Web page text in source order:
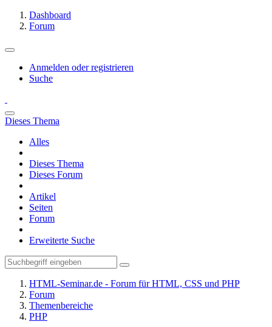
Dashboard
Forum
Anmelden oder registrieren
Suche
Dieses Thema
Alles
Dieses Thema
Dieses Forum
Artikel
Seiten
Forum
Erweiterte Suche
HTML-Seminar.de - Forum für HTML, CSS und PHP
Forum
Themenbereiche
PHP